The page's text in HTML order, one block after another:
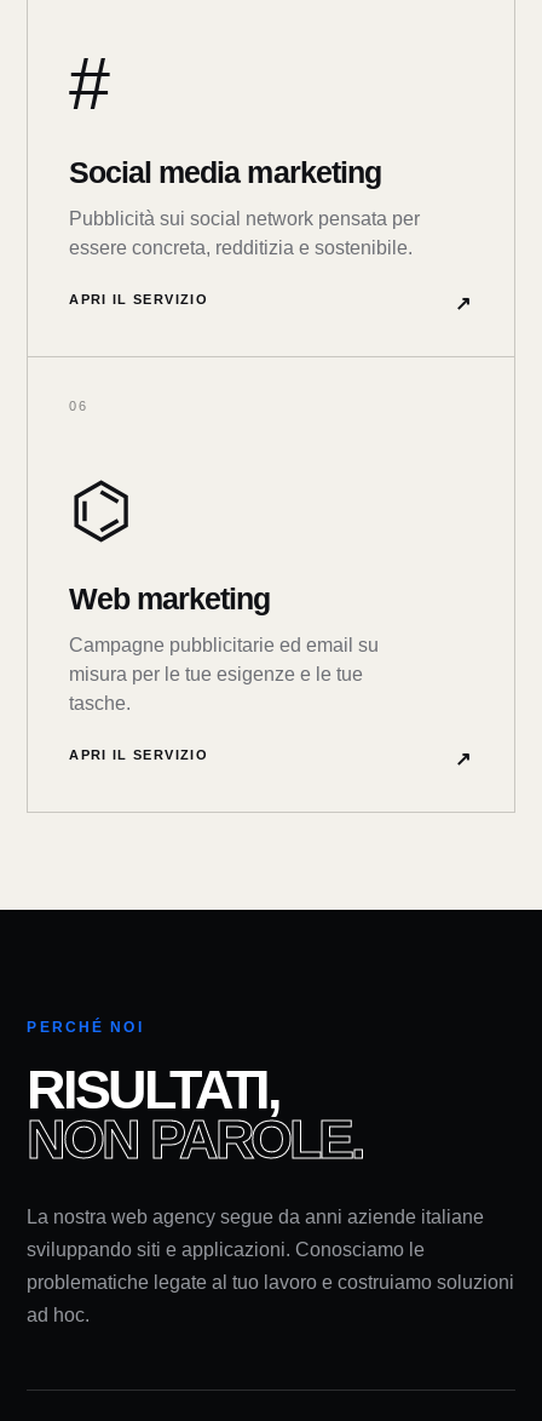
#
Social media marketing
Pubblicità sui social network pensata per
essere concreta, redditizia e sostenibile.
APRI IL SERVIZIO ↗
06
⌬
Web marketing
Campagne pubblicitarie ed email su
misura per le tue esigenze e le tue
tasche.
APRI IL SERVIZIO ↗
PERCHÉ NOI
RISULTATI,
NON PAROLE.
La nostra web agency segue da anni aziende italiane
sviluppando siti e applicazioni. Conosciamo le
problematiche legate al tuo lavoro e costruiamo soluzioni
ad hoc.